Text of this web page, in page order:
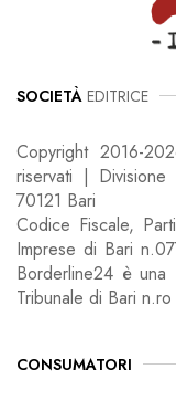
SOCIETÀ EDITRICE
Copyright 2016-
riservati |
70121 Bari
Codice Fiscale,
Imprese di Bari
Borderline24 è una
Tribunale di Bari
CONSUMATORI